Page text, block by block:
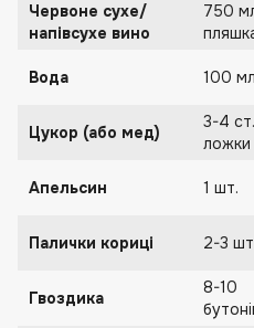
Червоне сухе/
напівсухе вино
750
Вода 100 мл
Цукор (або мед)
3-4 ст.
ложки
Апельсин 1 шт.
Палички кориці 2-3
Гвоздика
8-10